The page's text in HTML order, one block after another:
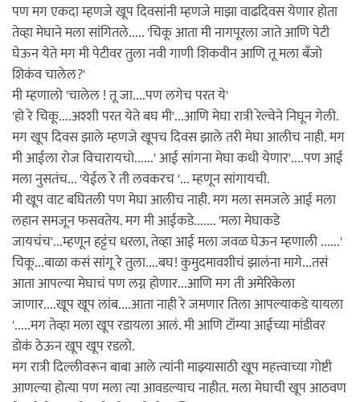
पण मग एकदा म्हणजे खूप दिवसांनी म्हणजे माझा वाढदिवस येणार होता
तेव्हा मेघाने मला सांगितले..... 'चिकू आता मी नागपूरला जाते आणि पेटी
घेऊन येते मग मी पेटीवर तुला नवी गाणी शिकवीन आणि तू मला बँजो
शिकंव चालेल?'
मी म्हणालो 'चालेल ! तू जा....पण लगेच परत ये'
'हो रे चिकू....अश्शी परत येते बघ मी'...आणि मेघा रात्री रेल्वेने निघून गेली.
मग खूप दिवस झाले म्हणजे खूपच दिवस झाले तरी मेघा आलीच नाही. मग
मी आईला रोज विचारायचो......' आई सांगना मेघा कधी येणार'....पण आई
मला नुसतंच... 'येईल रे ती लवकरच '... म्हणून सांगायची.
मी खूप वाट बघितली पण मेघा आलीच नाही. मग मला समजले आई मला
लहान समजून फसवतेय. मग मी आईकडे....... 'मला मेघाकडे
जायचंच'...म्हणून हट्टंच धरला, तेव्हा आई मला जवळ घेऊन म्हणाली ......'
चिकू...बाळा कसं सांगू रे तुला....बघ! कुमुदमावशीचं झालंना मागे...तसं
आता आपल्या मेघाचं पण लग्न होणार...आणि मग ती अमेरिकेला
जाणार....खूप खूप लांब....आता नाही रे जमणार तिला आपल्याकडे यायला
'.....मग तेव्हा मला खूप रडायला आलं. मी आणि टॉम्या आईच्या मांडीवर
डोकं ठेऊन खूप खूप रडलो.
मग रात्री दिल्लीवरून बाबा आले त्यांनी माझ्यासाठी खूप महत्त्वाच्या गोष्टी
आणल्या होत्या पण मला त्या आवडल्याच नाहीत. मला मेघाची खूप आठवण